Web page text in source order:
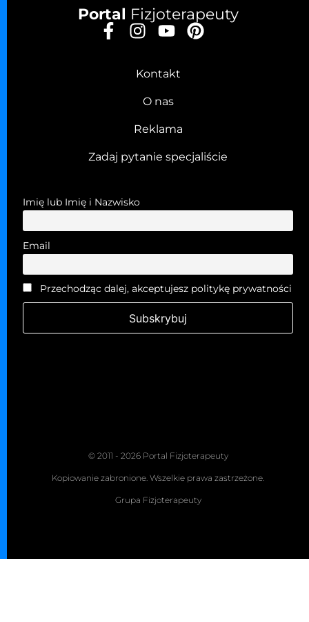
Portal Fizjoterapeuty
Kontakt
O nas
Reklama
Zadaj pytanie specjaliście
Imię lub Imię i Nazwisko
Email
Przechodząc dalej, akceptujesz politykę prywatności
© 2011 - 2026 Portal Fizjoterapeuty
Kopiowanie zabronione. Wszelkie prawa zastrzeżone.
Grupa Fizjoterapeuty